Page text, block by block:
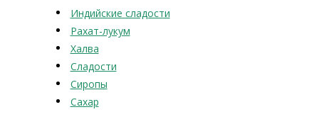
Индийские сладости
Рахат-лукум
Халва
Сладости
Сиропы
Сахар